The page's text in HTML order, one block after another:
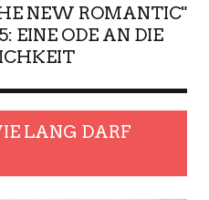
NEW ROMANTIC"
EINE ODE AN DIE
LANG DARF